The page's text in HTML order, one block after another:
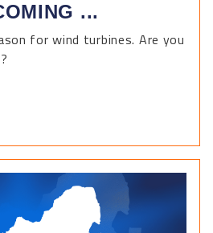
...
for wind turbines. Are you